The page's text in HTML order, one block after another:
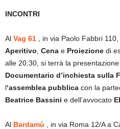
INCONTRI
Al Vag 61
, in via Paolo Fabbri
Aperitivo Cena e Proiezione di
alle 20.30, si terrà la
Documentario d’inchiesta sulla
l‘assemblea pubblica con la
Beatrice Bassini e dell’avvocato
Al Bardamù
, in via Roma 12/A a